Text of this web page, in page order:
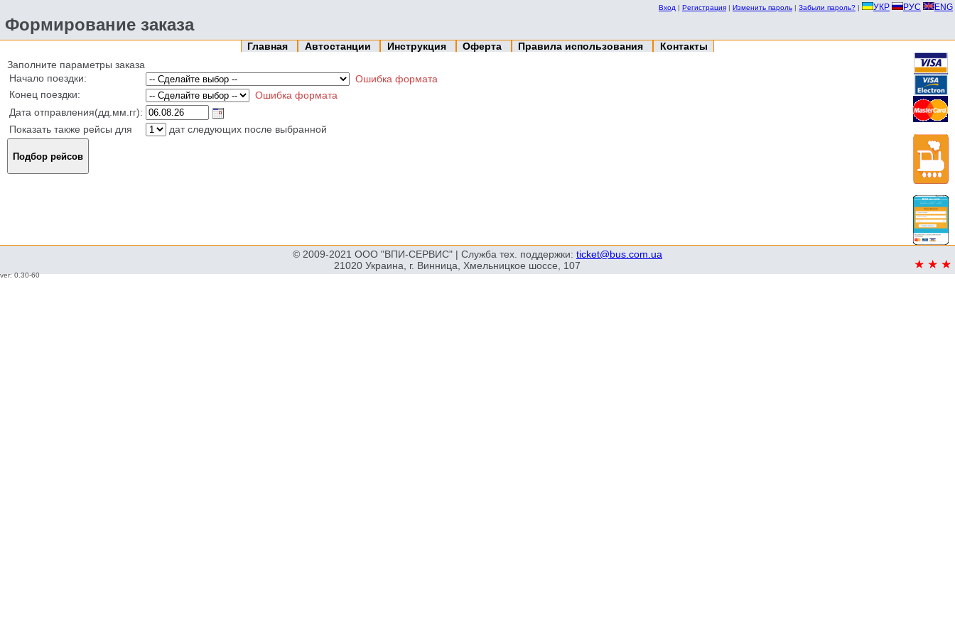
Вход | Регистрация | Изменить пароль | Забыли пароль? | УКР РУС ENG
Формирование заказа
Главная Автостанции Инструкция Оферта Правила использования
Контакты
Заполните параметры заказа
Начало поездки:
Ошибка формата
Конец поездки:
Ошибка формата
Дата отправления(дд.мм.гг):
Показать также рейсы для
дат следующих после выбранной
© 2009-2021 ООО "ВПИ-СЕРВИС" | Служба тех. поддержки: ticket@bus.com.ua
21020 Украина, г. Винница, Хмельницкое шоссе, 107
ver: 0.30-60